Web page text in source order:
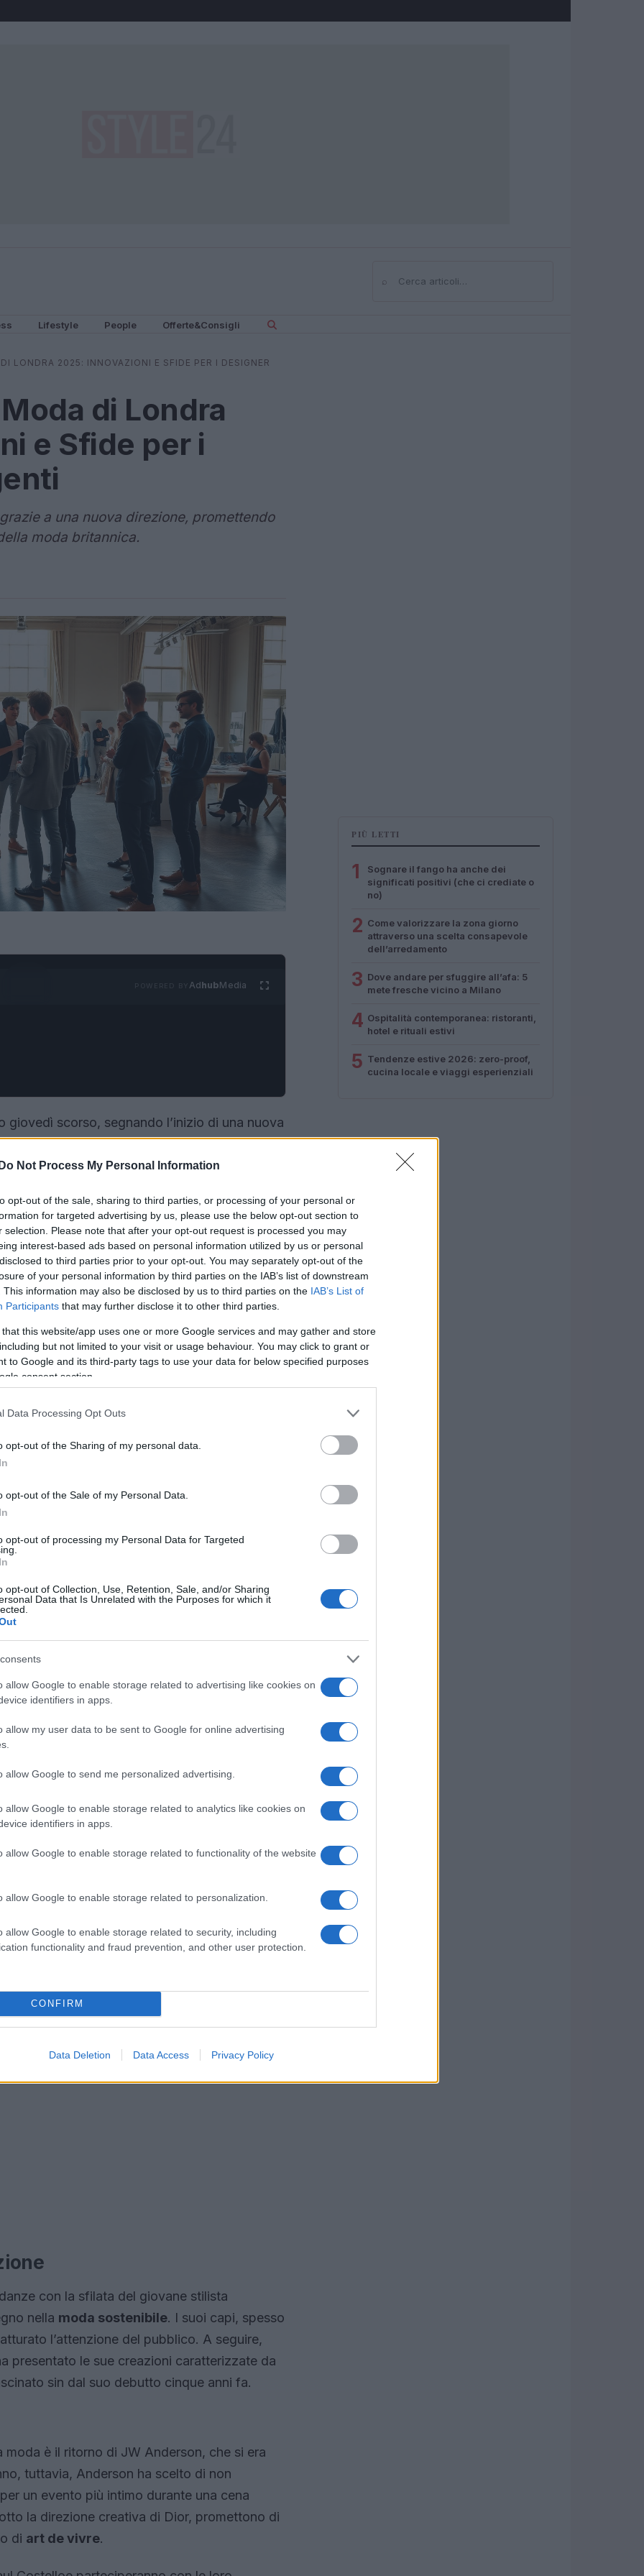
Do Not Process My Personal Information
opt-out of the sale, sharing to third parties, or processing of your personal or
for targeted advertising by us, please use the below opt-out section to
selection. Please note that after your opt-out request is processed you may
interest-based ads based on personal information utilized by us or personal
to third parties prior to your opt-out. You may separately opt-out of the
of your personal information by third parties on the IAB’s list of downstream
This information may also be disclosed by us to third parties on the IAB’s List of
Participants that may further disclose it to other third parties.
that this website/app uses one or more Google services and may gather and store
but not limited to your visit or usage behaviour. You may click to grant or
to Google and its third-party tags to use your data for below specified purposes
consent section.
Data Processing Opt Outs
opt-out of the Sharing of my personal data.
opt-out of the Sale of my Personal Data.
opt-out of processing my Personal Data for Targeted
opt-out of Collection, Use, Retention, Sale, and/or Sharing
Data that Is Unrelated with the Purposes for which it
allow Google to enable storage related to advertising like cookies on
identifiers in apps.
allow my user data to be sent to Google for online advertising
allow Google to send me personalized advertising.
allow Google to enable storage related to analytics like cookies on
identifiers in apps.
allow Google to enable storage related to functionality of the website
allow Google to enable storage related to personalization.
allow Google to enable storage related to security, including
functionality and fraud prevention, and other user protection.
CONFIRM
Data Deletion Data Access Privacy Policy
⌕Cerca
Lifestyle People Offerte&Consigli
LONDRA 2025: INNOVAZIONI E SFIDE PER I DESIGNER
di Londra
e Sfide per i
a una nuova direzione, promettendo
moda britannica.
AdhubMedia
giovedì scorso, segnando l’inizio di una nuova
16 anni di leadership di Caroline Rush, Weir,
la responsabilità con l’intento di
i giovani stilisti, sempre più sotto
la kermesse per partecipare a
di Milano e Parigi, Weir si è posta
Week rimanga un
britannica
era per la moda britannica”, ha dichiarato
Fashion Weekche non solo celebri i talenti
hanno tracciato la via per la moda nel Regno
Council (BFC) ha sospeso le quote
per i designer in erba.
stilisti
incremento degli investimenti nel
stilisti emergenti. Questo supporto triennale
e a incentivare la creatività nel settore.
Week continua a essere un
con stilisti come Simone Rocha e Richard
il successo grazie a questa
con la sfilata del giovane stilista
nella moda sostenibile. I suoi capi, spesso
l’attenzione del pubblico. A seguire,
presentato le sue creazioni caratterizzate da
sin dal suo debutto cinque anni fa.
è il ritorno di JW Anderson, che si era
tuttavia, Anderson ha scelto di non
un evento più intimo durante una cena
la direzione creativa di Dior, promettono di
di art de vivre.
PIÙ LETTI
1
Sognare il fango ha anche dei
significati positivi (che ci crediate o
no)
2 Come valorizzare la zona giorno
attraverso una scelta consapevole
dell’arredamento
3 Dove andare per sfuggire all’afa: 5
mete fresche vicino a Milano
4 Ospitalità contemporanea: ristoranti,
hotel e rituali estivi
5 Tendenze estive 2026: zero-proof,
cucina locale e viaggi esperienziali